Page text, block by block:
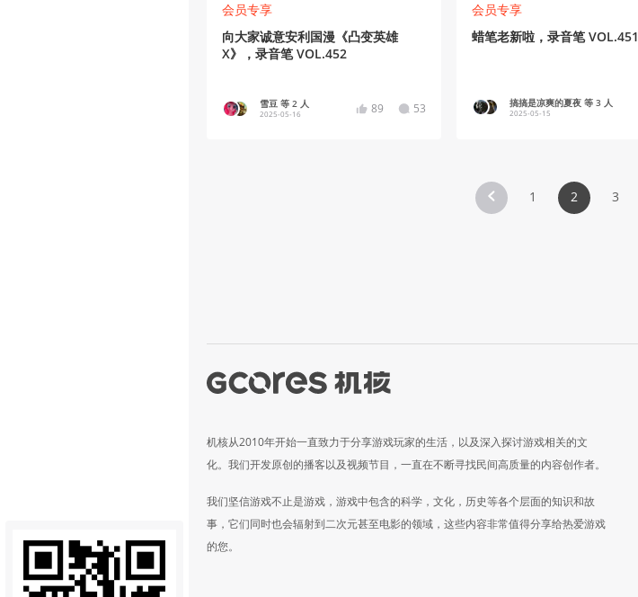
会员专享
向大家诚意安利国漫《凸变英雄
X》，录音笔 VOL.452
雪豆 等 2 人
2025-05-16 89 53
会员专享
蜡笔老新啦，录音笔 VOL.451
搞搞是凉爽的夏夜 等 3 人
2025-05-15
1 2 3
机核从2010年开始一直致力于分享游戏玩家的生活，以及深入探讨游戏相关的文
化。我们开发原创的播客以及视频节目，一直在不断寻找民间高质量的内容创作者。
我们坚信游戏不止是游戏，游戏中包含的科学，文化，历史等各个层面的知识和故
事，它们同时也会辐射到二次元甚至电影的领域，这些内容非常值得分享给热爱游戏
的您。